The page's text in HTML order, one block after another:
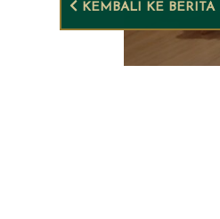
KEMBALI KE BERITA